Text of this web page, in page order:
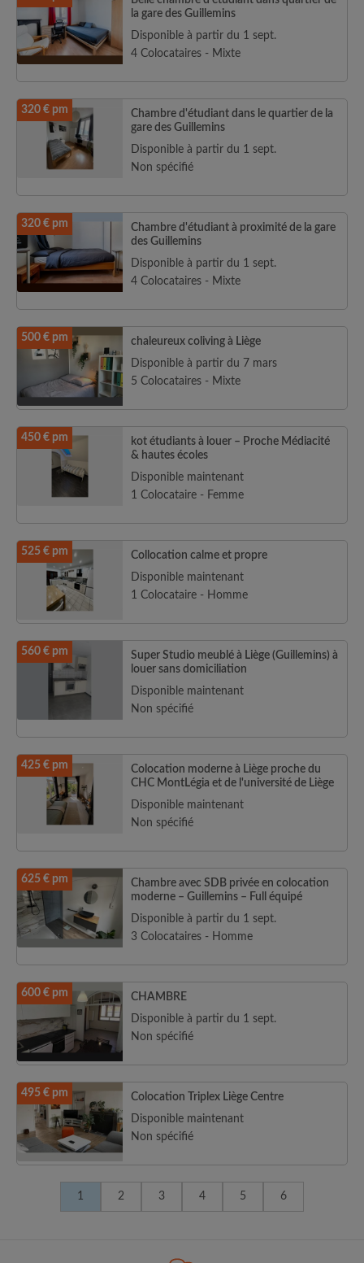
la gare des Guillemins
Disponible à partir du 1 sept.
4 Colocataires - Mixte
320 € pm
Chambre d'étudiant dans le quartier de la
gare des Guillemins
Disponible à partir du 1 sept.
Non spécifié
320 € pm
Chambre d'étudiant à proximité de la gare
des Guillemins
Disponible à partir du 1 sept.
4 Colocataires - Mixte
500 € pm
chaleureux coliving à Liège
Disponible à partir du 7 mars
5 Colocataires - Mixte
450 € pm
kot étudiants à louer – Proche Médiacité
& hautes écoles
Disponible maintenant
1 Colocataire - Femme
525 € pm
Collocation calme et propre
Disponible maintenant
1 Colocataire - Homme
560 € pm
Super Studio meublé à Liège (Guillemins) à
louer sans domiciliation
Disponible maintenant
Non spécifié
425 € pm
Colocation moderne à Liège proche du
CHC MontLégia et de l'université de Liège
Disponible maintenant
Non spécifié
625 € pm
Chambre avec SDB privée en colocation
moderne – Guillemins – Full équipé
Disponible à partir du 1 sept.
3 Colocataires - Homme
600 € pm
CHAMBRE
Disponible à partir du 1 sept.
Non spécifié
495 € pm
Colocation Triplex Liège Centre
Disponible maintenant
Non spécifié
1 2 3 4 5 6